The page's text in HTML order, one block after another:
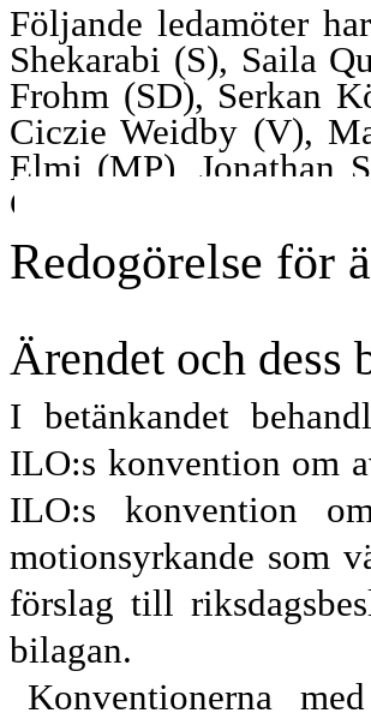
Följande ledamöter
Shekarabi (S), Saila
Frohm (SD), Serkan
Ciczie Weidby (V),
Elmi (MP), Jonathan
Camilla Rinaldo
Redogörelse för
Ärendet och dess
I betänkandet
ILO:s konvention om
ILO:s konvention
motionsyrkande som
förslag till riksdags
bilagan.
Konventionerna